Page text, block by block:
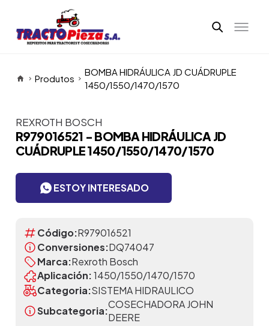
Produtos
BOMBA HIDRÁULICA JD CUÁDRUPLE
1450/1550/1470/1570
Itens da Galeria
REXROTH BOSCH
R979016521 - BOMBA HIDRÁULICA JD
CUÁDRUPLE 1450/1550/1470/1570
ESTOY INTERESADO
Código:R979016521
Conversiones:DQ74047
Marca:Rexroth Bosch
Aplicación: 1450/1550/1470/1570
Categoria:SISTEMA HIDRAULICO
Subcategoria:
COSECHADORA JOHN
DEERE